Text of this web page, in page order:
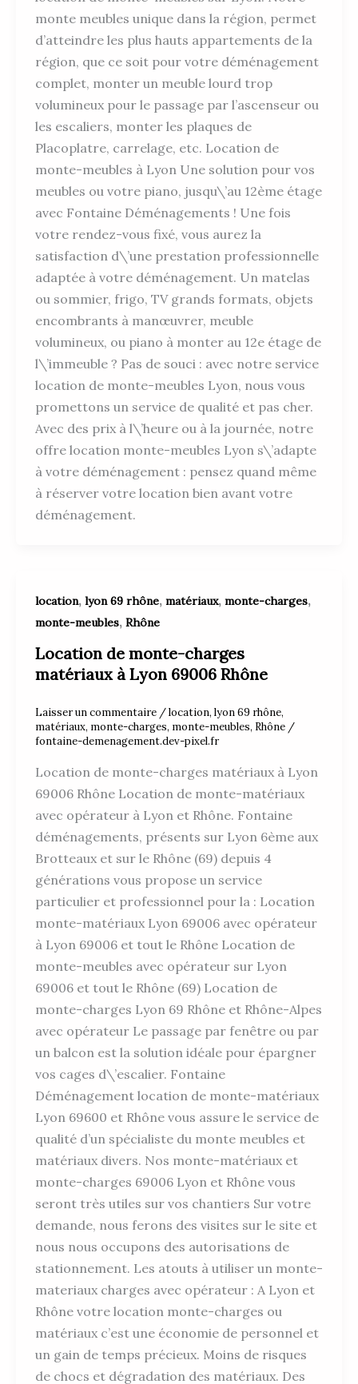
monte meubles unique dans la région, permet
d’atteindre les plus hauts appartements de la
région, que ce soit pour votre déménagement
complet, monter un meuble lourd trop
volumineux pour le passage par l’ascenseur ou
les escaliers, monter les plaques de
Placoplatre, carrelage, etc. Location de
monte-meubles à Lyon Une solution pour vos
meubles ou votre piano, jusqu\’au 12ème étage
avec Fontaine Déménagements ! Une fois
votre rendez-vous fixé, vous aurez la
satisfaction d\’une prestation professionnelle
adaptée à votre déménagement. Un matelas
ou sommier, frigo, TV grands formats, objets
encombrants à manœuvrer, meuble
volumineux, ou piano à monter au 12e étage de
l\’immeuble ? Pas de souci : avec notre service
location de monte-meubles Lyon, nous vous
promettons un service de qualité et pas cher.
Avec des prix à l\’heure ou à la journée, notre
offre location monte-meubles Lyon s\’adapte
à votre déménagement : pensez quand même
à réserver votre location bien avant votre
déménagement.
location, lyon 69 rhône, matériaux, monte-charges,
monte-meubles, Rhône
Location de monte-charges
matériaux à Lyon 69006 Rhône
Laisser un commentaire /location, lyon 69 rhône,
matériaux, monte-charges, monte-meubles, Rhône /
fontaine-demenagement.dev-pixel.fr
Location de monte-charges matériaux à Lyon
69006 Rhône Location de monte-matériaux
avec opérateur à Lyon et Rhône. Fontaine
déménagements, présents sur Lyon 6ème aux
Brotteaux et sur le Rhône (69) depuis 4
générations vous propose un service
particulier et professionnel pour la : Location
monte-matériaux Lyon 69006 avec opérateur
à Lyon 69006 et tout le Rhône Location de
monte-meubles avec opérateur sur Lyon
69006 et tout le Rhône (69) Location de
monte-charges Lyon 69 Rhône et Rhône-Alpes
avec opérateur Le passage par fenêtre ou par
un balcon est la solution idéale pour épargner
vos cages d\’escalier. Fontaine
Déménagement location de monte-matériaux
Lyon 69600 et Rhône vous assure le service de
qualité d’un spécialiste du monte meubles et
matériaux divers. Nos monte-matériaux et
monte-charges 69006 Lyon et Rhône vous
seront très utiles sur vos chantiers Sur votre
demande, nous ferons des visites sur le site et
nous nous occupons des autorisations de
stationnement. Les atouts à utiliser un monte-
materiaux charges avec opérateur : A Lyon et
Rhône votre location monte-charges ou
matériaux c’est une économie de personnel et
un gain de temps précieux. Moins de risques
de chocs et dégradation des matériaux. Des